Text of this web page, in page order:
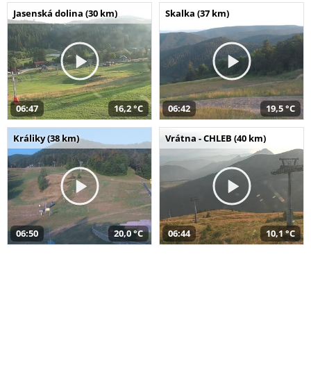
Jasenská dolina (30 km)
06:47 16,2 °C
Skalka (37 km)
06:42 19,5 °C
Králiky (38 km)
06:50 20,0 °C
Vrátna - CHLEB (40 km)
06:44 10,1 °C